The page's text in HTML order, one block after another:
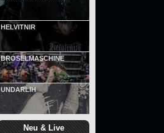
HELVITNIR
BRÖSELMASCHINE
UNDARLIH
Neu & Live